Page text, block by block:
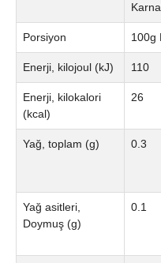
Porsiyon 100g
Enerji, kilojoul (kJ) 110
Enerji, kilokalori
(kcal)
26
Yağ, toplam (g) 0.3
Yağ asitleri,
Doymuş (g)
0.1